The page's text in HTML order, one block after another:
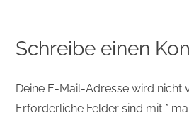
Schreibe einen
Deine E-Mail-Adresse wird nicht
Erforderliche Felder sind mit *